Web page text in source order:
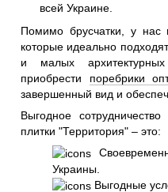
всей Украине.
Помимо брусчатки, у нас
которые идеально
и малых
приобрести поребрики
завершенный вид и
Выгодное
плитки "Территория" – это:
Украины.
Выгодные